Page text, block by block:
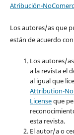
Atribución-
Los autores/as que
están de acuerdo
Los autores/
a la revista el
al igual que
Attribution-
Licenseque
esta revista.
El autor/a o